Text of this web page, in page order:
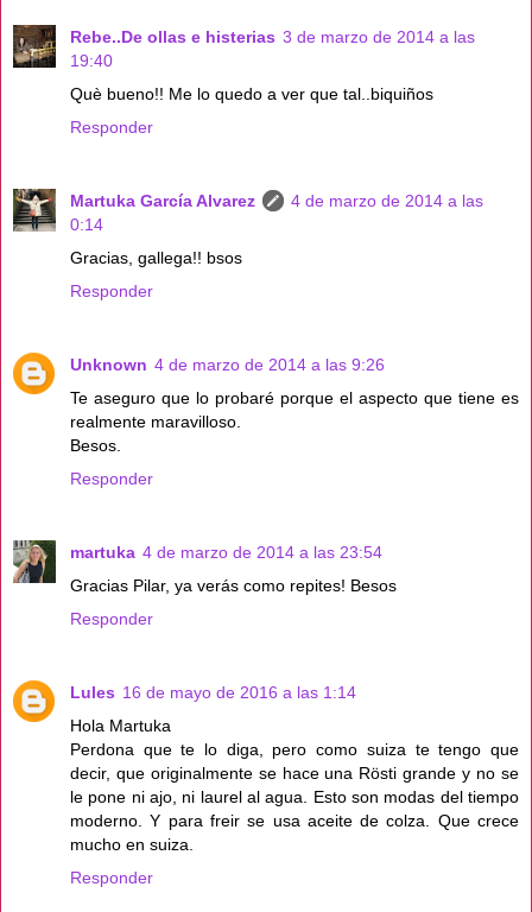
Rebe..De ollas e histerias 3 de marzo de 2014 a las
19:40
Què bueno!! Me lo quedo a ver que tal..biquiños
Responder
Martuka García Alvarez
4 de marzo de 2014 a las
0:14
Gracias, gallega!! bsos
Responder
Unknown 4 de marzo de 2014 a las 9:26
Te aseguro que lo probaré porque el aspecto que tiene es
realmente maravilloso.
Besos.
Responder
martuka 4 de marzo de 2014 a las 23:54
Gracias Pilar, ya verás como repites! Besos
Responder
Lules 16 de mayo de 2016 a las 1:14
Hola Martuka
Perdona que te lo diga, pero como suiza te tengo que
decir, que originalmente se hace una Rösti grande y no se
le pone ni ajo, ni laurel al agua. Esto son modas del tiempo
moderno. Y para freir se usa aceite de colza. Que crece
mucho en suiza.
Responder